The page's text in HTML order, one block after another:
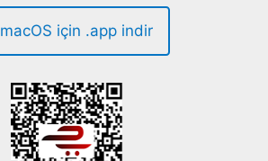
macOS için .app indir